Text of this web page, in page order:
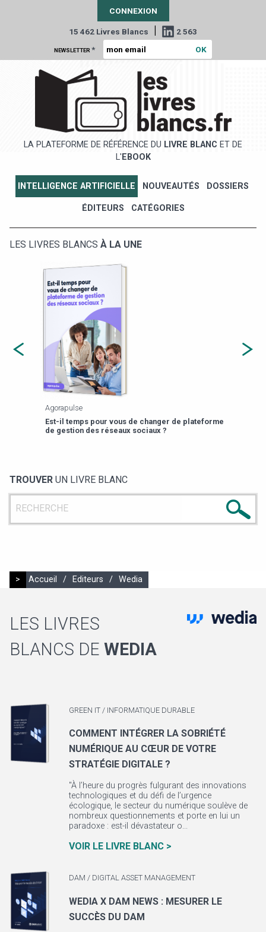
CONNEXION
15 462 Livres Blancs | 2 563
NEWSLETTER *
LA PLATEFORME DE RÉFÉRENCE DU LIVRE BLANC ET DE
L' EBOOK
INTELLIGENCE ARTIFICIELLE NOUVEAUTÉS DOSSIERS
ÉDITEURS CATÉGORIES
LES LIVRES BLANCS À LA UNE
temps pour vous de changer de plateforme
des réseaux sociaux ?
13 prompts RH pour
TROUVER UN LIVRE BLANC
> Accueil / Editeurs / Wedia
LES LIVRES
BLANCS DE WEDIA
GREEN IT / INFORMATIQUE DURABLE
COMMENT INTÉGRER LA SOBRIÉTÉ
NUMÉRIQUE AU CŒUR DE VOTRE
STRATÉGIE DIGITALE ?
"À l’heure du progrès fulgurant des innovations
technologiques et du défi de l’urgence
écologique, le secteur du numérique soulève de
nombreux questionnements et porte en lui un
paradoxe : est-il dévastateur o...
VOIR LE LIVRE BLANC >
DAM / DIGITAL ASSET MANAGEMENT
WEDIA X DAM NEWS : MESURER LE
SUCCÈS DU DAM